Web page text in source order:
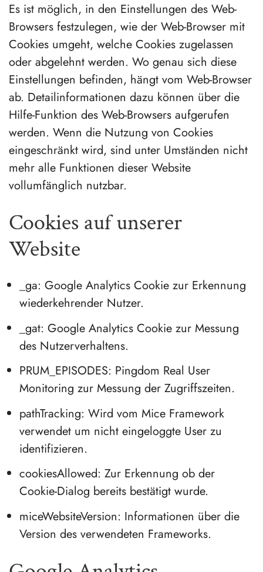
Es ist möglich, in den Einstellungen des Web-
Browsers festzulegen, wie der Web-Browser mit
Cookies umgeht, welche Cookies zugelassen
oder abgelehnt werden. Wo genau sich diese
Einstellungen befinden, hängt vom Web-Browser
ab. Detailinformationen dazu können über die
Hilfe-Funktion des Web-Browsers aufgerufen
werden. Wenn die Nutzung von Cookies
eingeschränkt wird, sind unter Umständen nicht
mehr alle Funktionen dieser Website
vollumfänglich nutzbar.
Cookies auf unserer
Website
_ga: Google Analytics Cookie zur Erkennung
wiederkehrender Nutzer.
_gat: Google Analytics Cookie zur Messung
des Nutzerverhaltens.
PRUM_EPISODES: Pingdom Real User
Monitoring zur Messung der Zugriffszeiten.
pathTracking: Wird vom Mice Framework
verwendet um nicht eingeloggte User zu
identifizieren.
cookiesAllowed: Zur Erkennung ob der
Cookie-Dialog bereits bestätigt wurde.
miceWebsiteVersion: Informationen über die
Version des verwendeten Frameworks.